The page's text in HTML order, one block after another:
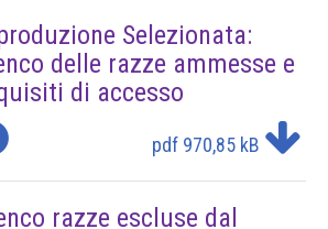
Selezionata:
delle razze ammesse e
di accesso
pdf 970,85 kB
razze escluse dal